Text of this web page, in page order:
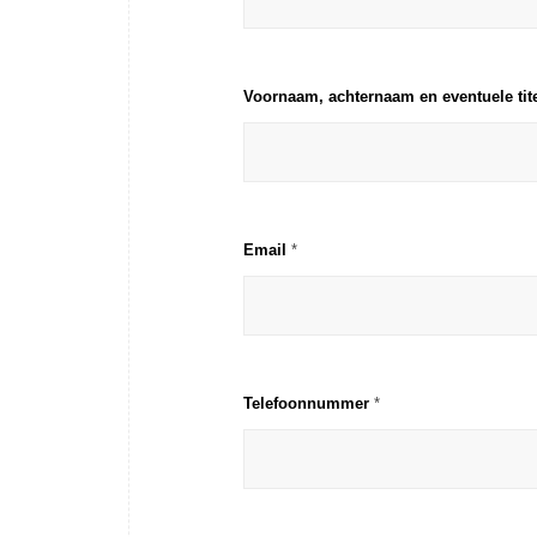
Voornaam, achternaam en eventuele
Email *
Telefoonnummer *